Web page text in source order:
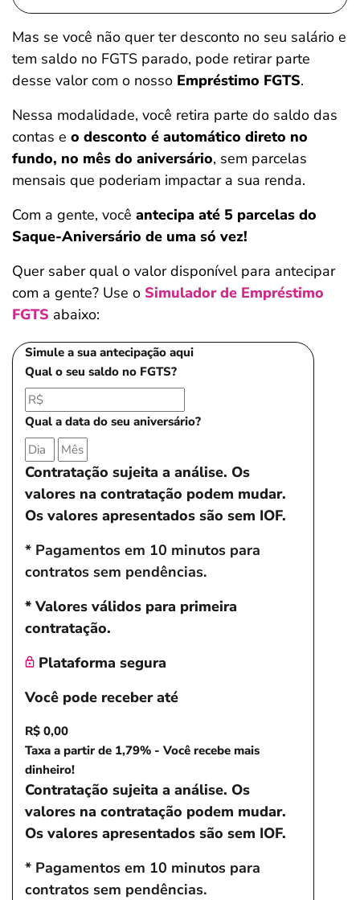
Mas se você não quer ter desconto no seu salário e
tem saldo no FGTS parado, pode retirar parte
desse valor com o nosso Empréstimo FGTS.
Nessa modalidade, você retira parte do saldo das
contas e o desconto é automático direto no
fundo, no mês do aniversário, sem parcelas
mensais que poderiam impactar a sua renda.
Com a gente, você antecipa até 5 parcelas do
Saque-Aniversário de uma só vez!
Quer saber qual o valor disponível para antecipar
com a gente? Use o Simulador de Empréstimo
FGTS abaixo:
Simule a sua antecipação aqui
Qual o seu saldo no FGTS?
Qual a data do seu aniversário?
Contratação sujeita a análise. Os
valores na contratação podem mudar.
Os valores apresentados são sem IOF.
* Pagamentos em 10 minutos para
contratos sem pendências.
* Valores válidos para primeira
contratação.
Plataforma segura
Você pode receber até
R$ 0,00
Taxa a partir de 1,79% - Você recebe mais
dinheiro!
Contratação sujeita a análise. Os
valores na contratação podem mudar.
Os valores apresentados são sem IOF.
* Pagamentos em 10 minutos para
contratos sem pendências.